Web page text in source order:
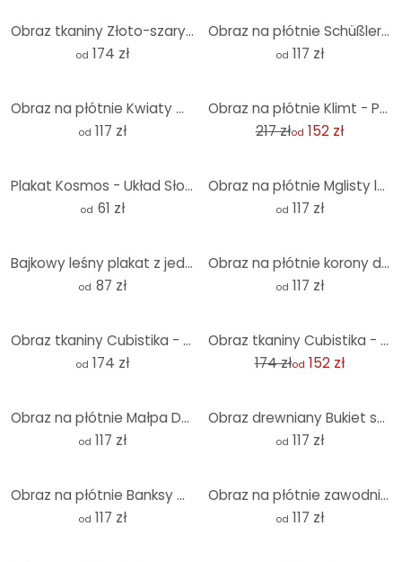
Obraz tkaniny Złoto-szary krajobraz pociągnięć pędzla - Hobday - Panorama
od 174 zł
Obraz na płótnie Schüßler - Pięć postaci w kolorze żółtym
od 117 zł
Obraz na płótnie Kwiaty wiśni
od 117 zł
Obraz na płótnie Klimt - Pocałunek
217 złod 152 zł
Plakat Kosmos - Układ Słoneczny z planetami i słońcem - Cats & Dotz
od 61 zł
Obraz na płótnie Mglisty las
od 117 zł
Bajkowy leśny plakat z jednorożcami - Kikki Belle
od 87 zł
Obraz na płótnie korony drzew w lesie
od 117 zł
Obraz tkaniny Cubistika - Światło księżyca
od 174 zł
Obraz tkaniny Cubistika - Otwarte morze - Panorama
174 złod 152 zł
Obraz na płótnie Małpa DJ ze słuchawkami - Magnusson
od 117 zł
Obraz drewniany Bukiet suszonych kwiatów okrągły - Treechild
od 117 zł
Obraz na płótnie Banksy w Ukrainie - Mały judoka
od 117 zł
Obraz na płótnie zawodnik FC Bayern Michael Olise 2025/26
od 117 zł